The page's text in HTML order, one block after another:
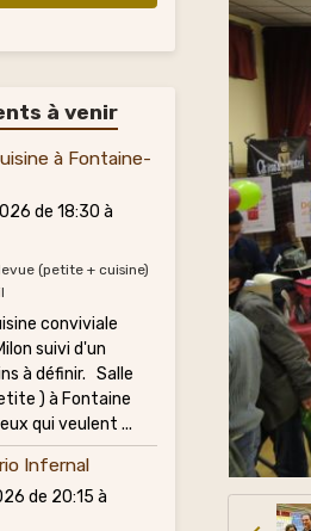
à venir
à Fontaine-
de 18:30 à
(petite + cuisine)
conviviale
suivi d'un
à définir. Salle
) à Fontaine
qui veulent ...
Infernal
de 20:15 à